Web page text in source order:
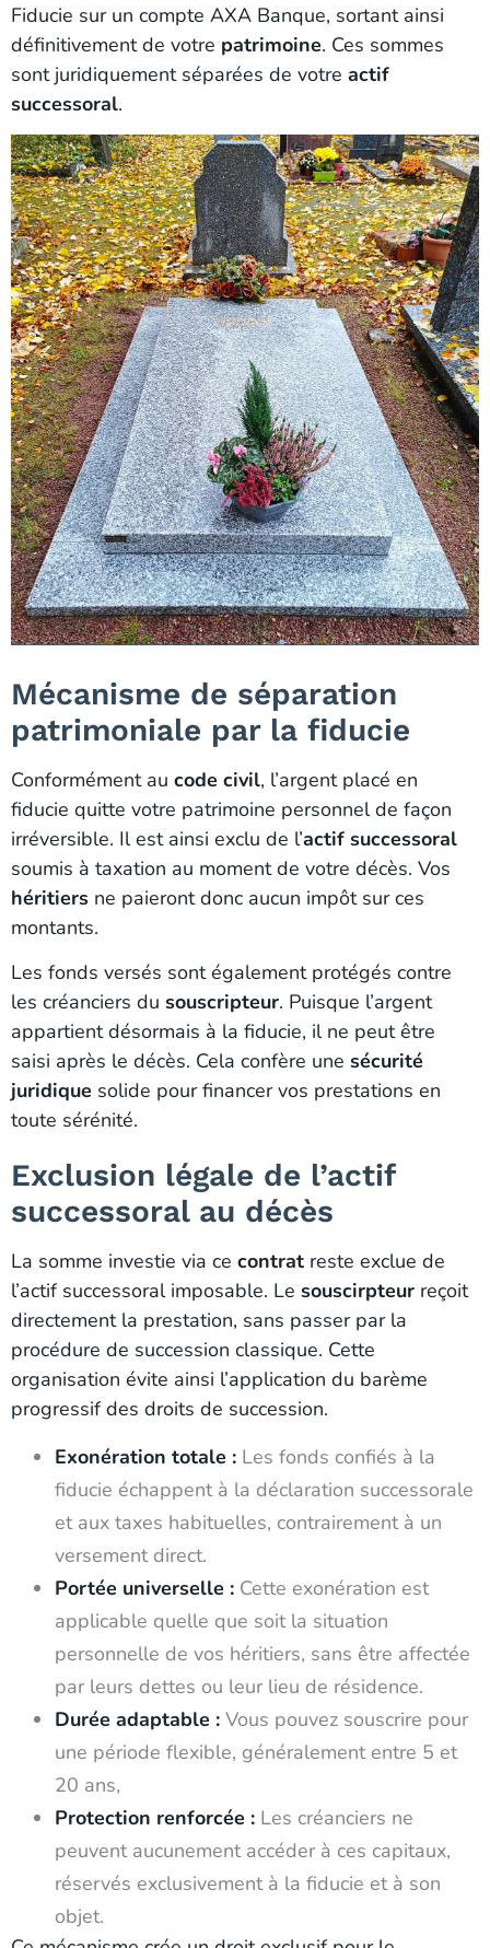
Fiducie sur un compte AXA Banque, sortant ainsi
définitivement de votre patrimoine. Ces sommes
sont juridiquement séparées de votre actif
successoral.
Mécanisme de séparation
patrimoniale par la fiducie
Conformément au code civil, l’argent placé en
fiducie quitte votre patrimoine personnel de façon
irréversible. Il est ainsi exclu de l’actif successoral
soumis à taxation au moment de votre décès. Vos
héritiers ne paieront donc aucun impôt sur ces
montants.
Les fonds versés sont également protégés contre
les créanciers du souscripteur. Puisque l’argent
appartient désormais à la fiducie, il ne peut être
saisi après le décès. Cela confère une sécurité
juridique solide pour financer vos prestations en
toute sérénité.
Exclusion légale de l’actif
successoral au décès
La somme investie via ce contrat reste exclue de
l’actif successoral imposable. Le souscirpteur reçoit
directement la prestation, sans passer par la
procédure de succession classique. Cette
organisation évite ainsi l’application du barème
progressif des droits de succession.
Exonération totale : Les fonds confiés à la
fiducie échappent à la déclaration successorale
et aux taxes habituelles, contrairement à un
versement direct.
Portée universelle : Cette exonération est
applicable quelle que soit la situation
personnelle de vos héritiers, sans être affectée
par leurs dettes ou leur lieu de résidence.
Durée adaptable : Vous pouvez souscrire pour
une période flexible, généralement entre 5 et
20 ans,
Protection renforcée : Les créanciers ne
peuvent aucunement accéder à ces capitaux,
réservés exclusivement à la fiducie et à son
objet.